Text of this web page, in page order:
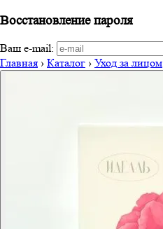
Восстановление пароля
Ваш e-mail:
Главная › Каталог › Уход за лицом